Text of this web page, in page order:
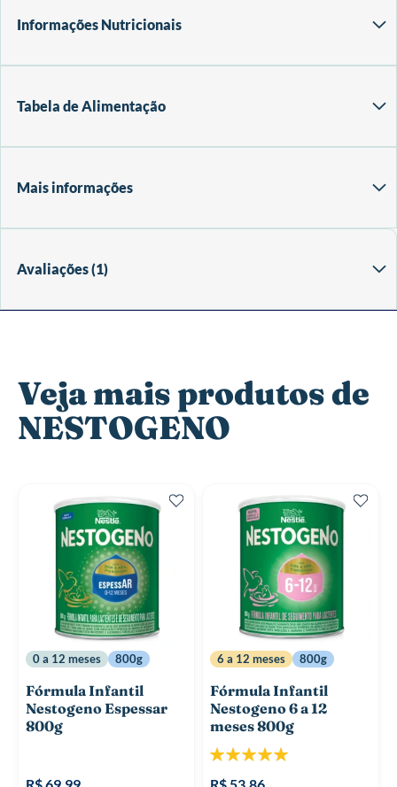
Informações Nutricionais
Tabela de Alimentação
Mais informações
Avaliações 1
Veja mais produtos de
NESTOGENO
0 a 12 meses 800g
Fórmula Infantil
Nestogeno Espessar
800g
R$ 69,99
6 a 12 meses 800g
Fórmula Infantil
Nestogeno 6 a 12
meses 800g
Classificação:
R$ 53,86